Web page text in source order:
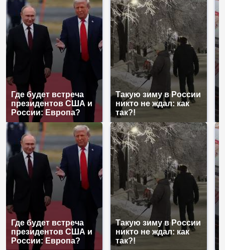
Где будет встреча
президентов США и
России: Европа?
Такую зиму в России
никто не ждал: как
так?!
Где будет встреча
президентов США и
России: Европа?
Такую зиму в России
никто не ждал: как
так?!